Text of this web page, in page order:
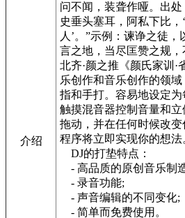
介绍
问不闻，装聋作哑。出处
史垂头塞耳，阿私下比
人’。”示例：谏诤之徒
言之地，当尽匡赞之规
北齐·颜之推《颜氏家训
乐创作和音乐创作的领
指和手打。容易地设定
触摸混音器控制音量和
拖动，并在任何时候改变
程序将立即实现你的想法
DJ的打垫特点：
- 高品质的原创音乐制
- 录音功能;
- 声音编辑的不同变化;
- 简单而免费使用。